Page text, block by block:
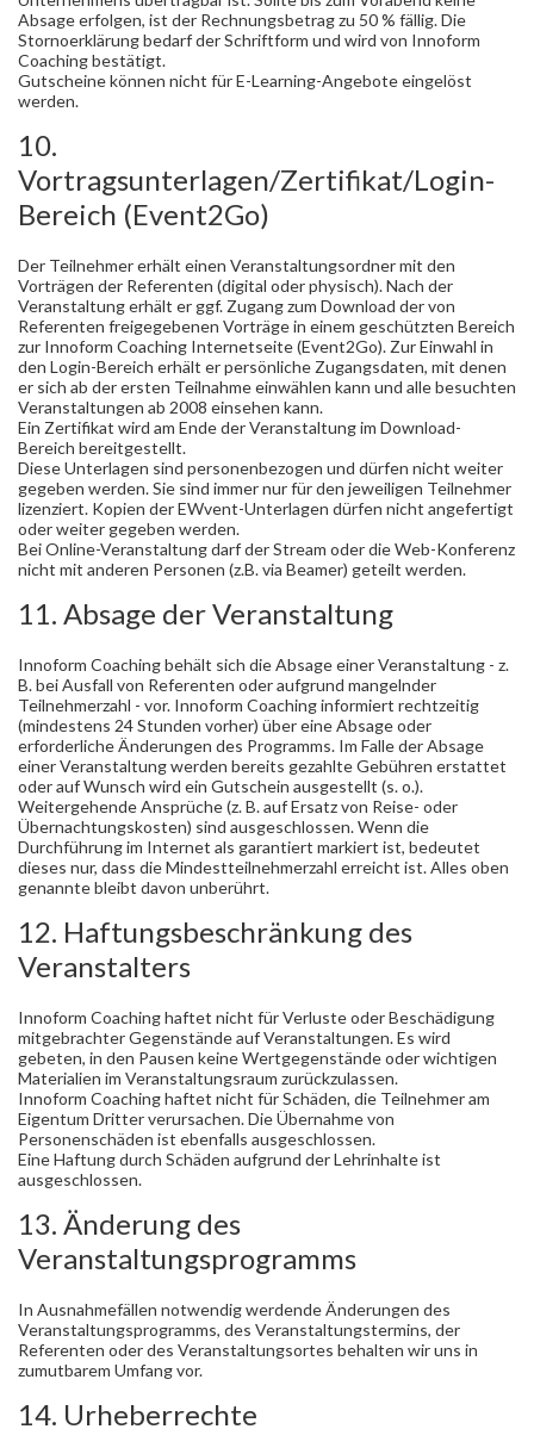
Absage erfolgen, ist der Rechnungsbetrag zu 50 % fällig. Die
Stornoerklärung bedarf der Schriftform und wird von Innoform
Coaching bestätigt.
Gutscheine können nicht für E-Learning-Angebote eingelöst
werden.
10.
Vortragsunterlagen/Zertifikat/Login-
Bereich (Event2Go)
Der Teilnehmer erhält einen Veranstaltungsordner mit den
Vorträgen der Referenten (digital oder physisch). Nach der
Veranstaltung erhält er ggf. Zugang zum Download der von
Referenten freigegebenen Vorträge in einem geschützten Bereich
zur Innoform Coaching Internetseite (Event2Go). Zur Einwahl in
den Login-Bereich erhält er persönliche Zugangsdaten, mit denen
er sich ab der ersten Teilnahme einwählen kann und alle besuchten
Veranstaltungen ab 2008 einsehen kann.
Ein Zertifikat wird am Ende der Veranstaltung im Download-
Bereich bereitgestellt.
Diese Unterlagen sind personenbezogen und dürfen nicht weiter
gegeben werden. Sie sind immer nur für den jeweiligen Teilnehmer
lizenziert. Kopien der EWvent-Unterlagen dürfen nicht angefertigt
oder weiter gegeben werden.
Bei Online-Veranstaltung darf der Stream oder die Web-Konferenz
nicht mit anderen Personen (z.B. via Beamer) geteilt werden.
11. Absage der Veranstaltung
Innoform Coaching behält sich die Absage einer Veranstaltung - z.
B. bei Ausfall von Referenten oder aufgrund mangelnder
Teilnehmerzahl - vor. Innoform Coaching informiert rechtzeitig
(mindestens 24 Stunden vorher) über eine Absage oder
erforderliche Änderungen des Programms. Im Falle der Absage
einer Veranstaltung werden bereits gezahlte Gebühren erstattet
oder auf Wunsch wird ein Gutschein ausgestellt (s. o.).
Weitergehende Ansprüche (z. B. auf Ersatz von Reise- oder
Übernachtungskosten) sind ausgeschlossen. Wenn die
Durchführung im Internet als garantiert markiert ist, bedeutet
dieses nur, dass die Mindestteilnehmerzahl erreicht ist. Alles oben
genannte bleibt davon unberührt.
12. Haftungsbeschränkung des
Veranstalters
Innoform Coaching haftet nicht für Verluste oder Beschädigung
mitgebrachter Gegenstände auf Veranstaltungen. Es wird
gebeten, in den Pausen keine Wertgegenstände oder wichtigen
Materialien im Veranstaltungsraum zurückzulassen.
Innoform Coaching haftet nicht für Schäden, die Teilnehmer am
Eigentum Dritter verursachen. Die Übernahme von
Personenschäden ist ebenfalls ausgeschlossen.
Eine Haftung durch Schäden aufgrund der Lehrinhalte ist
ausgeschlossen.
13. Änderung des
Veranstaltungsprogramms
In Ausnahmefällen notwendig werdende Änderungen des
Veranstaltungsprogramms, des Veranstaltungstermins, der
Referenten oder des Veranstaltungsortes behalten wir uns in
zumutbarem Umfang vor.
14. Urheberrechte